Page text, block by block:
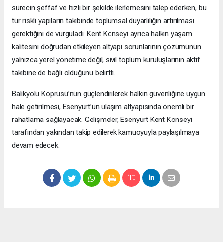
sürecin şeffaf ve hızlı bir şekilde ilerlemesini talep ederken, bu
tür riskli yapıların takibinde toplumsal duyarlılığın artırılması
gerektiğini de vurguladı. Kent Konseyi ayrıca halkın yaşam
kalitesini doğrudan etkileyen altyapı sorunlarının çözümünün
yalnızca yerel yönetime değil, sivil toplum kuruluşlarının aktif
takibine de bağlı olduğunu belirtti.
Balıkyolu Köprüsü’nün güçlendirilerek halkın güvenliğine uygun
hale getirilmesi, Esenyurt’un ulaşım altyapısında önemli bir
rahatlama sağlayacak. Gelişmeler, Esenyurt Kent Konseyi
tarafından yakından takip edilerek kamuoyuyla paylaşılmaya
devam edecek.